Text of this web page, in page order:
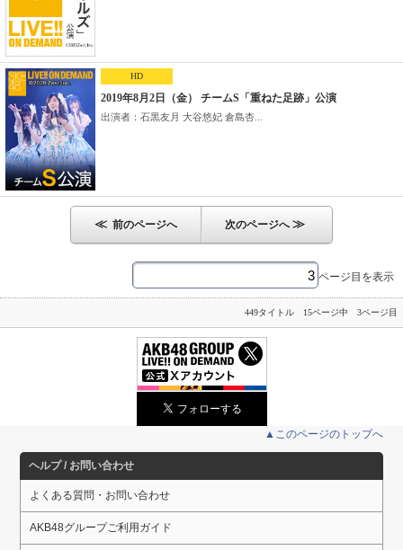
HD
2019年8月2日（金） チームS「重ねた足跡」公演
出演者：石黒友月 大谷悠妃 倉島杏...
≪ 前のページへ 次のページへ≫
ページ目を表示
449タイトル 15ページ中 3ページ目
▲このページのトップへ
ヘルプ / お問い合わせ
よくある質問・お問い合わせ
AKB48グループご利用ガイド